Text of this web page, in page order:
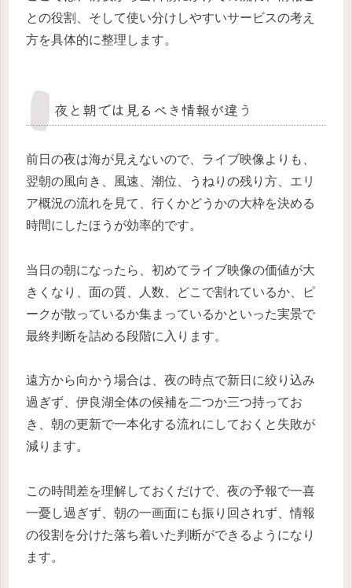
との役割、そして使い分けしやすいサービスの考え
方を具体的に整理します。
夜と朝では見るべき情報が違う
前日の夜は海が見えないので、ライブ映像よりも、
翌朝の風向き、風速、潮位、うねりの残り方、エリ
ア概況の流れを見て、行くかどうかの大枠を決める
時間にしたほうが効率的です。
当日の朝になったら、初めてライブ映像の価値が大
きくなり、面の質、人数、どこで割れているか、ピ
ークが散っているか集まっているかといった実景で
最終判断を詰める段階に入ります。
遠方から向かう場合は、夜の時点で新日に絞り込み
過ぎず、伊良湖全体の候補を二つか三つ持ってお
き、朝の更新で一本化する流れにしておくと失敗が
減ります。
この時間差を理解しておくだけで、夜の予報で一喜
一憂し過ぎず、朝の一画面にも振り回されず、情報
の役割を分けた落ち着いた判断ができるようになり
ます。